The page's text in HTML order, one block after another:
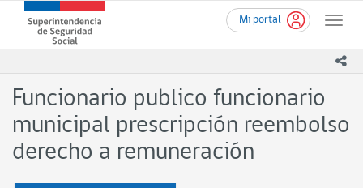
contenido
Mi portal
Toggle
Superintendencia
de
(SUSESO)
-
Gobierno
de
Chile
Funcionario publico funcionario
municipal prescripción reembolso
derecho a remuneración